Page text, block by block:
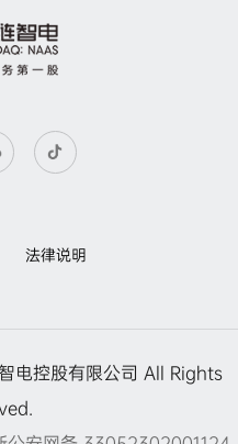
法律说明
电控股有限公司 All Rights